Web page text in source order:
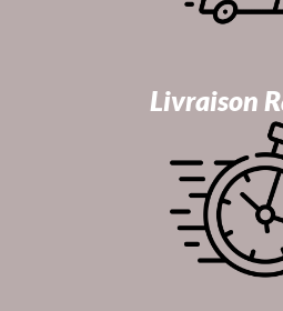
Livraison